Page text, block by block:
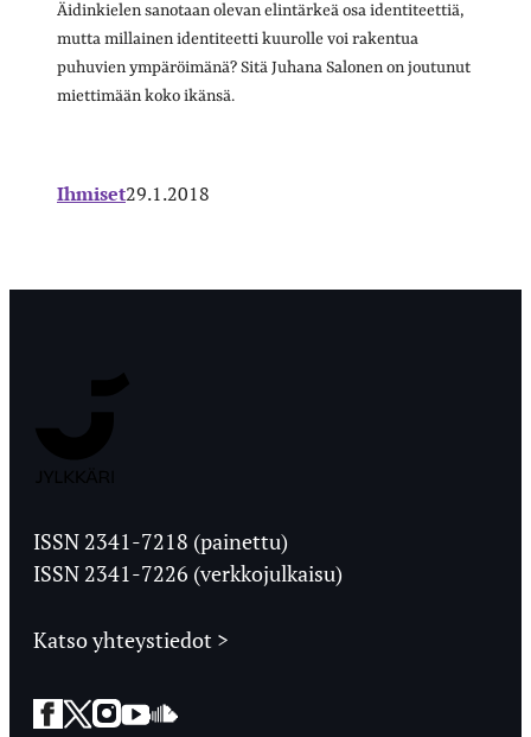
Äidinkielen sanotaan olevan elintärkeä osa identiteettiä,
mutta millainen identiteetti kuurolle voi rakentua
puhuvien ympäröimänä? Sitä Juhana Salonen on joutunut
miettimään koko ikänsä.
Ihmiset29.1.2018
Ylioppilaslehti
ISSN 2341-7218 (painettu)
ISSN 2341-7226 (verkkojulkaisu)
Katso yhteystiedot >
Facebook
Twitter
Instagram
YouTube
SoundCloud